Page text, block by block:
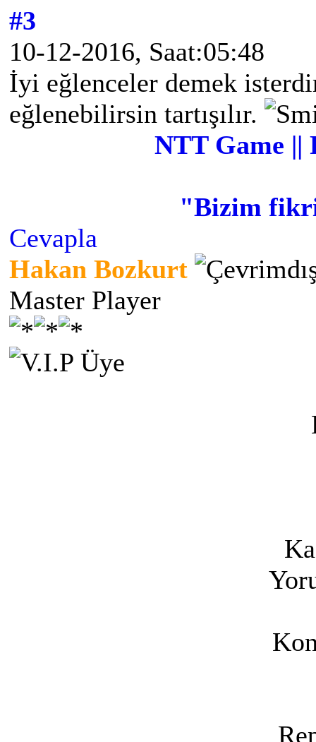
#3
10-12-2016, Saat:05:48
İyi eğlenceler demek
eğlenebilirsin tartışılır.
NTT Game ||
"Bizim
Cevapla
Hakan Bozkurt
Master Player